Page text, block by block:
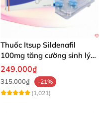
Thuốc Itsup Sildenafil
100mg tăng cường sinh lý
kéo dài thời gian cho nam
249.000₫
315.000₫
-21%
(1,021)